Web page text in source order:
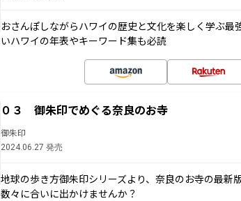
おさんぽしながらハワイの歴史と文化を楽しく学ぶ最
いハワイの年表やキーワード集も必読
０３ 御朱印でめぐる奈良のお寺
御朱印
2024.06.27 発売
地球の歩き方御朱印シリーズより、奈良のお寺の最新
数々に合いに出かけませんか？